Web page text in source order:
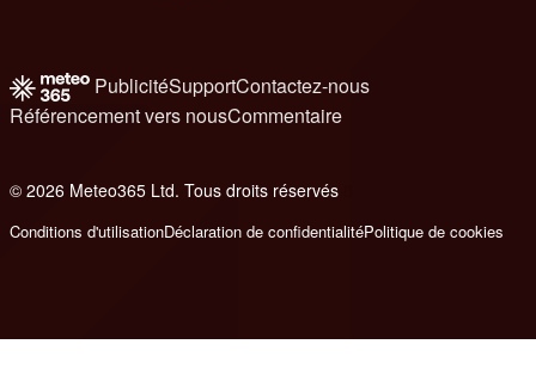
PublicitéSupportContactez-nous
Référencement vers nousCommentaire
© 2026 Meteo365 Ltd. Tous droits réservés
Conditions d'utilisationDéclaration de confidentialitéPolitique de cookies